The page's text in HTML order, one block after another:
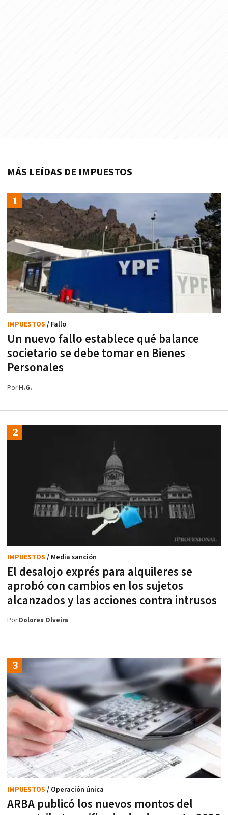
MÁS LEÍDAS DE IMPUESTOS
Un nuevo fallo establece qué balance
societario se debe tomar en Bienes
Personales
IMPUESTOS / Fallo
PorH.G.
El desalojo exprés para alquileres se
aprobó con cambios en los sujetos
alcanzados y las acciones contra intrusos
IMPUESTOS / Media sanción
PorDolores Olveira
ARBA publicó los nuevos montos del
IMPUESTOS / Operación única